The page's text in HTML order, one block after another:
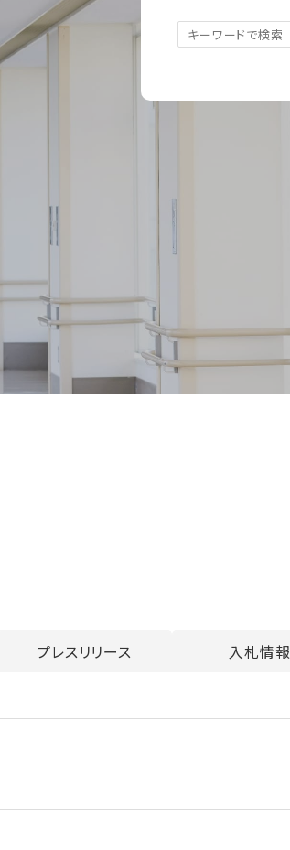
プレスリリース 入札情報